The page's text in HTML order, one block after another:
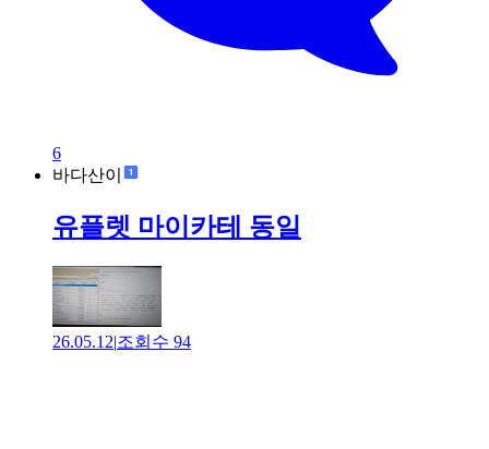
6
바다산이
유플렛 마이카테 동일
26.05.12|조회수 94